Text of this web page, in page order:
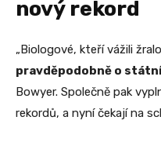
nový rekord
„Biologové, kteří vážili
pravděpodobně o
Bowyer. Společně pak
rekordů, a nyní čekají na